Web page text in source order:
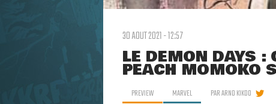
30 AOUT 2021 - 12:57
LE DEMON DAYS :
PEACH MOMOKO
PREVIEW MARVEL PARARNO KIKOO